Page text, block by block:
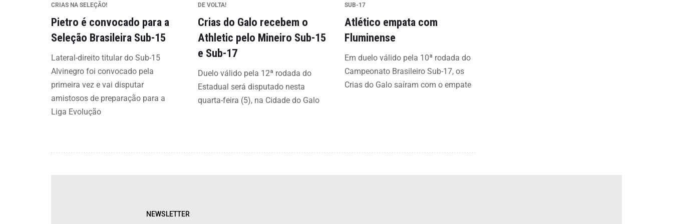
CRIAS NA SELEÇÃO!
Pietro é convocado para a
Seleção Brasileira Sub-15
Lateral-direito titular do Sub-15
Alvinegro foi convocado pela
primeira vez e vai disputar
amistosos de preparação para a
Liga Evolução
DE VOLTA!
Crias do Galo recebem o
Athletic pelo Mineiro Sub-15
e Sub-17
Duelo válido pela 12ª rodada do
Estadual será disputado nesta
quarta-feira (5), na Cidade do Galo
SUB-17
Atlético empata com
Fluminense
Em duelo válido pela 10ª rodada do
Campeonato Brasileiro Sub-17, os
Crias do Galo saíram com o empate
NEWSLETTER